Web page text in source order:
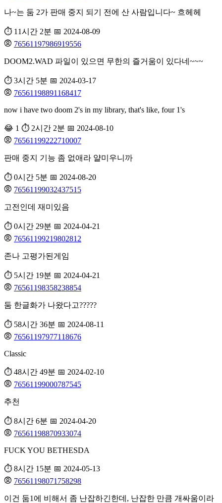
나~는 둠 2가 판매 중지 되기 전에 산 사람입니다~ 흐헤헤
⏱️ 11시간 2분 📅 2024-08-09
76561197986919556
DOOM2.WAD 파일이 있으면 무한의 즐거움이 있다네~~~
⏱️ 3시간 5분 📅 2024-03-17
76561198891168417
now i have two doom 2's in my library, that's like, four 1's
😂 1 ⏱️ 2시간 2분 📅 2024-08-10
76561199222710007
판매 중지 기능 좀 없애라 얄미우니까
⏱️ 0시간 5분 📅 2024-08-20
76561199032437515
고전인데 재미있음
⏱️ 0시간 29분 📅 2024-04-21
76561199219802812
존나 고평가된게임
⏱️ 5시간 19분 📅 2024-04-21
76561198358238854
둠 한글화가 나왔다고?????
⏱️ 58시간 36분 📅 2024-08-11
76561197977118676
Classic
⏱️ 48시간 49분 📅 2024-02-10
76561199000787545
추천
⏱️ 8시간 6분 📅 2024-04-20
76561198870933074
FUCK YOU BETHESDA
⏱️ 8시간 15분 📅 2024-05-13
76561198071758298
이건 둠1에 비해서 좀 난잡하긴한데, 난잡한 만큼 개싸움이라